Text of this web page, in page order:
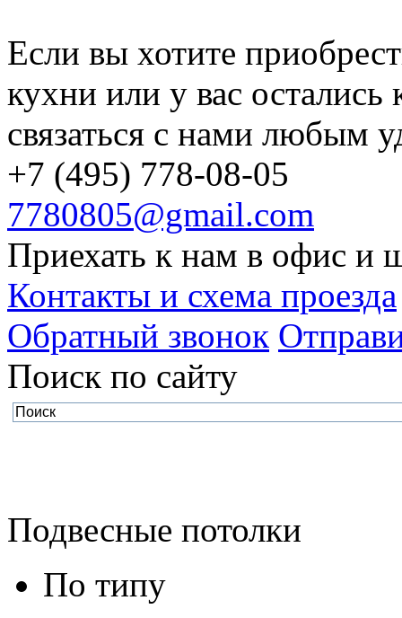
Если вы хотите
кухни или у вас
связаться с нами любым
+7 (495) 778-08-05
7780805@gmail.com
Приехать к нам в офис и
Контакты и схема проезда
Обратный звонок
Поиск по cайту
Подвесные потолки
По типу